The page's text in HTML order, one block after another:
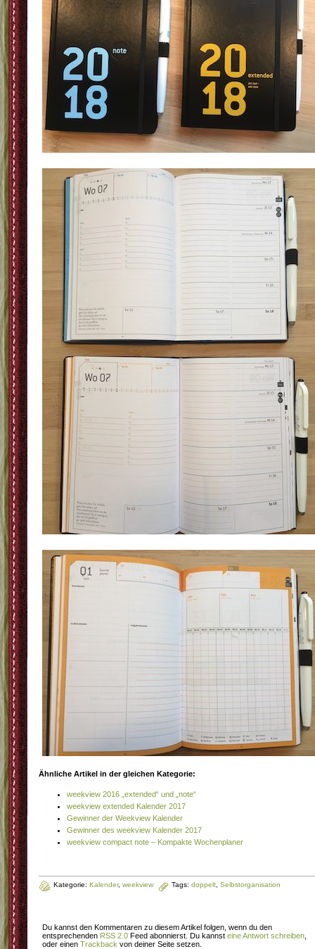
Ähnliche Artikel in der gleichen Kategorie:
weekview 2016 „extended“ und „note“
weekview extended Kalender 2017
Gewinner der Weekview Kalender
Gewinner des weekview Kalender 2017
weekview compact note – Kompakte Wochenplaner
Kategorie: Kalender, weekview Tags: doppelt Selbstorganisation
Du kannst den Kommentaren zu diesem Artikel folgen, wenn du den
entsprechenden RSS 2.0 Feed abonnierst. Du kannst eine Antwort schreiben
oder einen Trackback von deiner Seite setzen.